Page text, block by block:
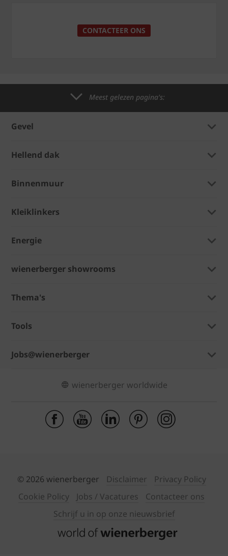
CONTACTEER ONS
Meest gelezen pagina's:
Gevel
Hellend dak
Binnenmuur
Kleiklinkers
Energie
wienerberger showrooms
Thema's
Tools
Jobs@wienerberger
wienerberger worldwide
© 2026 wienerberger Disclaimer
Privacy Policy
Cookie Policy
Jobs / Vacatures
Contacteer ons
Schrijf u in op onze nieuwsbrief